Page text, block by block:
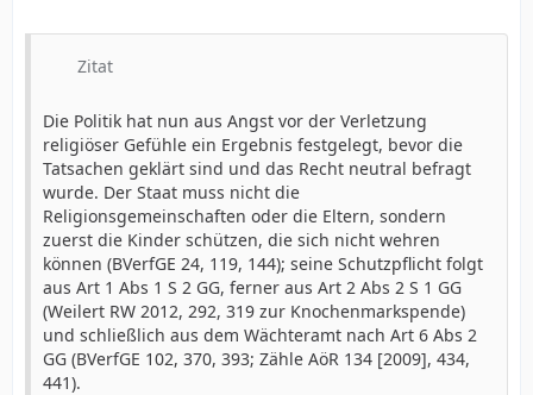
Zitat
Die Politik hat nun aus Angst vor der Verletzung
religiöser Gefühle ein Ergebnis festgelegt, bevor die
Tatsachen geklärt sind und das Recht neutral befragt
wurde. Der Staat muss nicht die
Religionsgemeinschaften oder die Eltern, sondern
zuerst die Kinder schützen, die sich nicht wehren
können (BVerfGE 24, 119, 144); seine Schutzpflicht folgt
aus Art 1 Abs 1 S 2 GG, ferner aus Art 2 Abs 2 S 1 GG
(Weilert RW 2012, 292, 319 zur Knochenmarkspende)
und schließlich aus dem Wächteramt nach Art 6 Abs 2
GG (BVerfGE 102, 370, 393; Zähle AöR 134 [2009], 434,
441).